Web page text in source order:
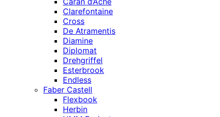
Clarefontaine
Cross
De Atramentis
Diamine
Diplomat
Drehgriffel
Esterbrook
Endless
Faber Castell
Flexbook
Herbin